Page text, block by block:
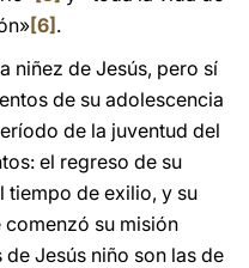
[6] .
niñez de Jesús, pero sí
de su adolescencia
de la juventud del
el regreso de su
tiempo de exilio, y su
su misión
Jesús niño son las de